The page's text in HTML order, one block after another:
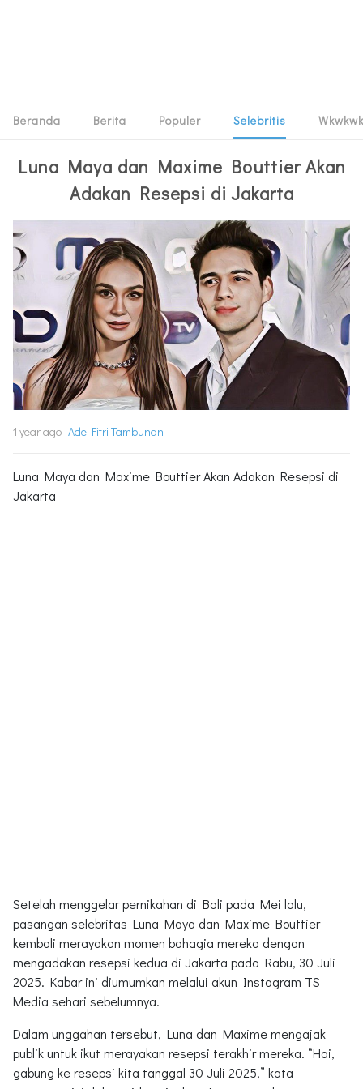
Beranda Berita Populer Selebritis Wkwkwk
Luna Maya dan Maxime Bouttier Akan
Adakan Resepsi di Jakarta
1 year ago Ade Fitri Tambunan
Luna Maya dan Maxime Bouttier Akan Adakan Resepsi di
Jakarta
Setelah menggelar pernikahan di Bali pada Mei lalu,
pasangan selebritas Luna Maya dan Maxime Bouttier
kembali merayakan momen bahagia mereka dengan
mengadakan resepsi kedua di Jakarta pada Rabu, 30 Juli
2025. Kabar ini diumumkan melalui akun Instagram TS
Media sehari sebelumnya.
Dalam unggahan tersebut, Luna dan Maxime mengajak
publik untuk ikut merayakan resepsi terakhir mereka. “Hai,
gabung ke resepsi kita tanggal 30 Juli 2025,” kata